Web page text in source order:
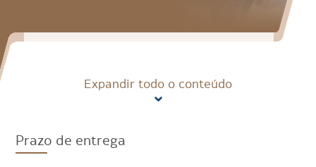
Expandir todo o conteúdo
Prazo de entrega